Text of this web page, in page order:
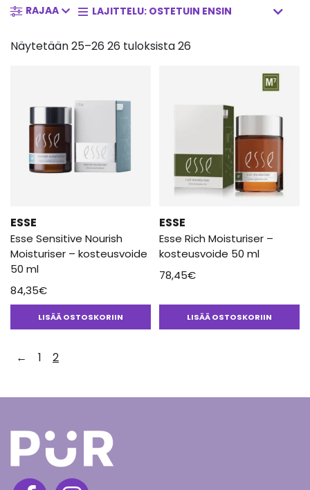
RAJAA
Näytetään 25–26 26 tuloksista 26
ESSE
Esse Sensitive Nourish
Moisturiser – kosteusvoide
50 ml
84,35€
LISÄÄ OSTOSKORIIN
ESSE
Esse Rich Moisturiser –
kosteusvoide 50 ml
78,45€
LISÄÄ OSTOSKORIIN
← 1 2